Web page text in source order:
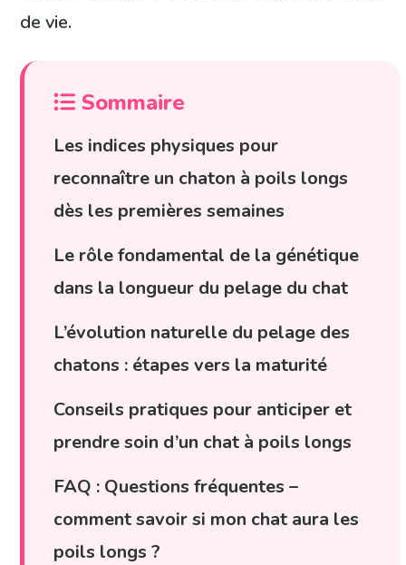
de vie.
Sommaire
Les indices physiques pour
reconnaître un chaton à poils longs
dès les premières semaines
Le rôle fondamental de la génétique
dans la longueur du pelage du chat
L’évolution naturelle du pelage des
chatons : étapes vers la maturité
Conseils pratiques pour anticiper et
prendre soin d’un chat à poils longs
FAQ : Questions fréquentes –
comment savoir si mon chat aura les
poils longs ?